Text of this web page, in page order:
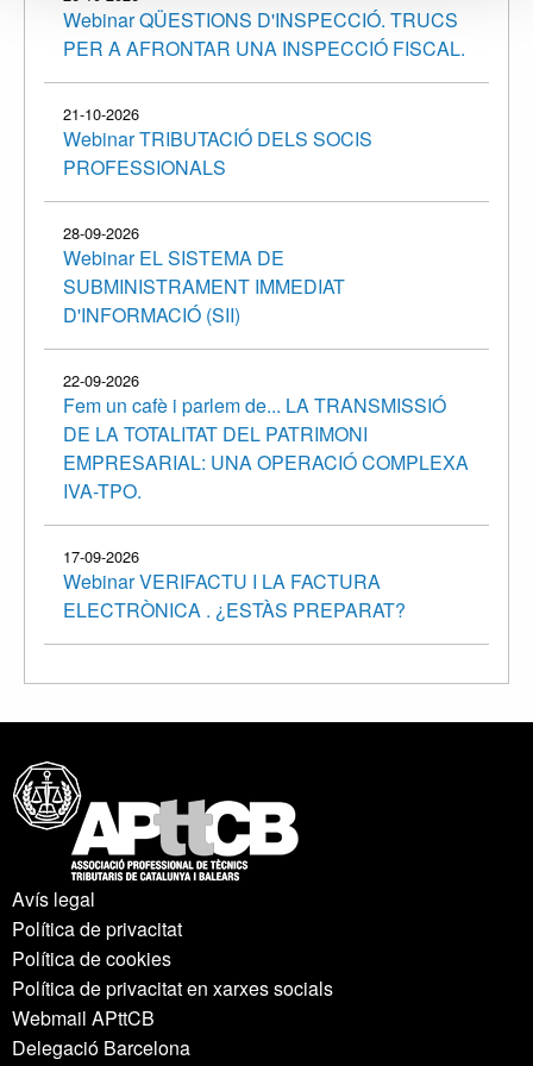
Webinar QÜESTIONS D'INSPECCIÓ. TRUCS
PER A AFRONTAR UNA INSPECCIÓ FISCAL.
21-10-2026
Webinar TRIBUTACIÓ DELS SOCIS
PROFESSIONALS
28-09-2026
Webinar EL SISTEMA DE
SUBMINISTRAMENT IMMEDIAT
D'INFORMACIÓ (SII)
22-09-2026
Fem un cafè i parlem de... LA TRANSMISSIÓ
DE LA TOTALITAT DEL PATRIMONI
EMPRESARIAL: UNA OPERACIÓ COMPLEXA
IVA-TPO.
17-09-2026
Webinar VERIFACTU I LA FACTURA
ELECTRÒNICA . ¿ESTÀS PREPARAT?
Avís legal
Política de privacitat
Política de cookies
Política de privacitat en xarxes socials
Webmail APttCB
Delegació Barcelona